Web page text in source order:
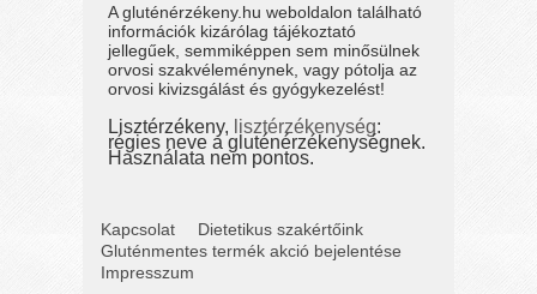
A gluténérzékeny.hu weboldalon található
információk kizárólag tájékoztató
jellegűek, semmiképpen sem minősülnek
orvosi szakvéleménynek, vagy pótolja az
orvosi kivizsgálást és gyógykezelést!
Lisztérzékeny, lisztérzékenység:
régies neve a gluténérzékenységnek.
Használata nem pontos.
Kapcsolat
Dietetikus szakértőink
Gluténmentes termék akció bejelentése
Impresszum